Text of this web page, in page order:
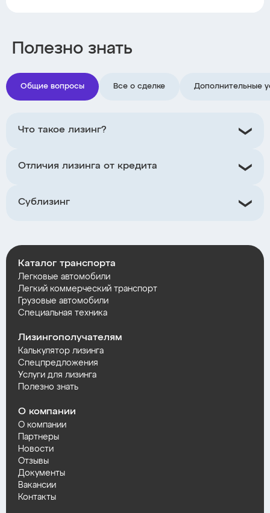
Полезно знать
Общие вопросы Все о сделке Дополнительные
Что такое лизинг?
Отличия лизинга от кредита
Сублизинг
Каталог транспорта
Легковые автомобили
Легкий коммерческий транспорт
Грузовые автомобили
Специальная техника
Лизингополучателям
Калькулятор лизинга
Спецпредложения
Услуги для лизинга
Полезно знать
О компании
О компании
Партнеры
Новости
Отзывы
Документы
Вакансии
Контакты